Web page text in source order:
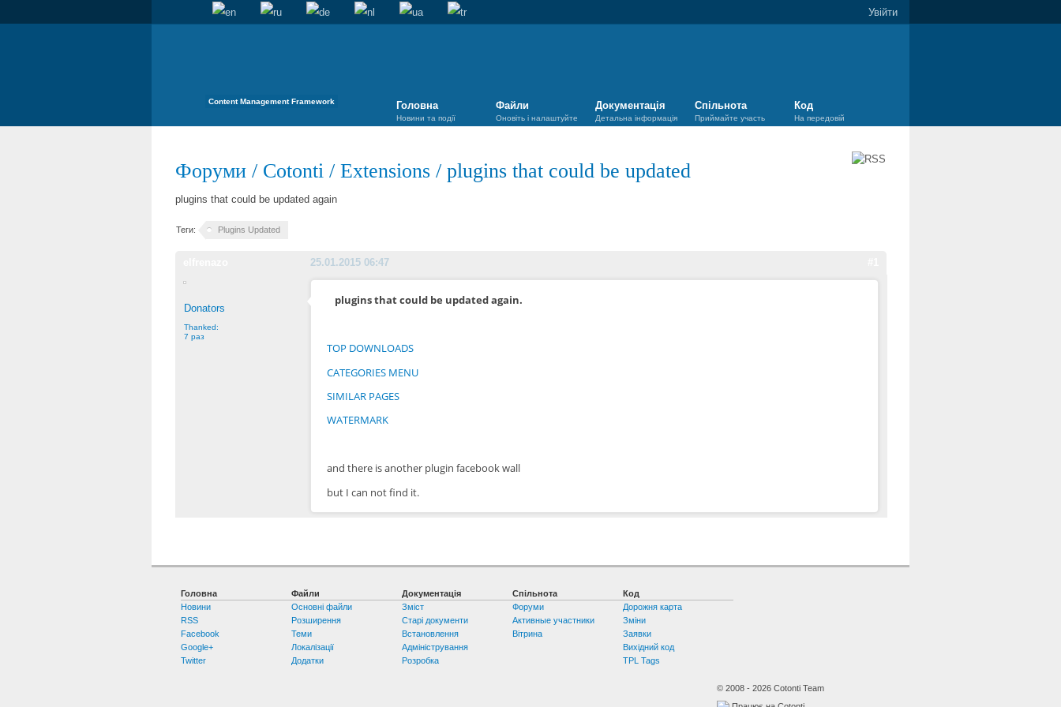
Увійти
Content Management Framework Головна
Новини та події
Файли
Оновіть і налаштуйте
Документація
Детальна інформація
Спільнота
Приймайте участь
Код
На передовій
Форуми / Cotonti / Extensions / plugins that could be updated
plugins that could be updated again
Теги: Plugins Updated
25.01.2015 06:47
Donators
Thanked:
7 раз
plugins that could be updated again.
TOP DOWNLOADS
CATEGORIES MENU
SIMILAR PAGES
WATERMARK
and there is another plugin facebook wall
but I can not find it.
Головна
Новини
RSS
Facebook
Google+
Twitter
Файли
Основні файли
Розширення
Теми
Локалізації
Додатки
Документація
Зміст
Старі документи
Встановлення
Адміністрування
Розробка
Спільнота
Форуми
Активные участники
Вітрина
Код
Дорожня карта
Зміни
Заявки
Вихідний код
TPL Tags
© 2008 - 2026 Cotonti Team